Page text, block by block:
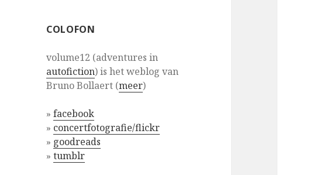
COLOFON
volume12 (adventures in
autofiction) is het weblog van
Bruno Bollaert (meer)
»facebook
» concertfotografie/flickr
» goodreads
»tumblr